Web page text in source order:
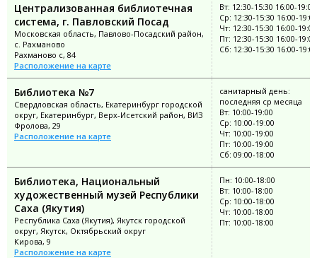
Централизованная библиотечная
система, г. Павловский Посад
Московская область, Павлово-Посадский район,
с. Рахманово
Рахманово с, 84
Расположение на карте
Вт: 12:30-15:30 16:00-19:00
Ср: 12:30-15:30 16:00-19:00
Чт: 12:30-15:30 16:00-19:00
Пт: 12:30-15:30 16:00-19:00
Сб: 12:30-15:30 16:00-19:00
Библиотека №7
Свердловская область, Екатеринбург городской
округ, Екатеринбург, Верх-Исетский район, ВИЗ
Фролова, 29
Расположение на карте
санитарный день:
последняя ср месяца
Вт: 10:00-19:00
Ср: 10:00-19:00
Чт: 10:00-19:00
Пт: 10:00-19:00
Сб: 09:00-18:00
Библиотека, Национальный
художественный музей Республики
Саха (Якутия)
Республика Саха (Якутия), Якутск городской
округ, Якутск, Октябрьский округ
Кирова, 9
Расположение на карте
Пн: 10:00-18:00
Вт: 10:00-18:00
Ср: 10:00-18:00
Чт: 10:00-18:00
Пт: 10:00-18:00